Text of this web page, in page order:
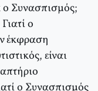
ο Συνασπισμός;
ο
έκφραση
είναι
ο Συνασπισμός